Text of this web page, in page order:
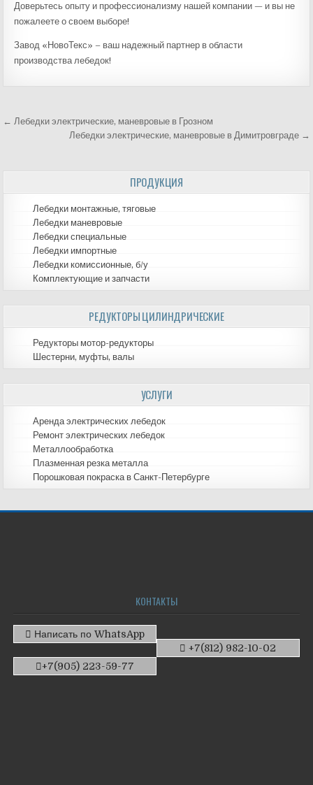
ПРОДУКЦИЯ
Лебедки монтажные, тяговые
Лебедки маневровые
Лебедки специальные
Лебедки импортные
Лебедки комиссионные, б/у
Комплектующие и запчасти
РЕДУКТОРЫ ЦИЛИНДРИЧЕСКИЕ
Редукторы мотор-редукторы
Шестерни, муфты, валы
УСЛУГИ
Аренда электрических лебедок
Ремонт электрических лебедок
Металлообработка
Плазменная резка металла
Порошковая покраска в Санкт-Петербурге
Доверьтесь опыту и профессионализму нашей компании — и вы не
пожалеете о своем выборе!
Завод «НовоТекс» – ваш надежный партнер в области
производства лебедок!
Навигация
← Лебедки электрические, маневровые в Грозном
Лебедки электрические, маневровые в Димитровграде →
КОНТАКТЫ
Написать по WhatsApp
+7(812) 982-10-02
+7(905) 223-59-77